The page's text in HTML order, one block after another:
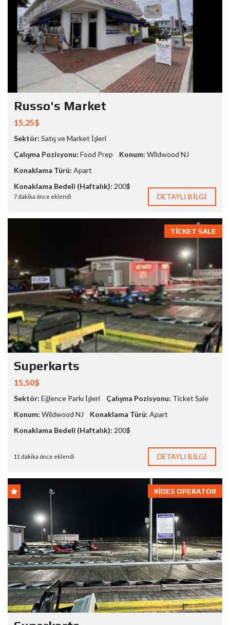
Russo's Market
15,25$
Sektör: Satış ve Market İşleri
Çalışma Pozisyonu: Food Prep Konum: Wildwood NJ
Konaklama Türü: Apart
Konaklama Bedeli (Haftalık): 200$
7 dakika önce eklendi DETAYLI BILGI
TICKET SALE
Superkarts
15,50$
Sektör: Eğlence Parkı İşleri Çalışma Pozisyonu: Ticket Sale
Konum: Wildwood NJ Konaklama Türü: Apart
Konaklama Bedeli (Haftalık): 200$
11 dakika önce eklendi DETAYLI BILGI
RIDES OPERATOR